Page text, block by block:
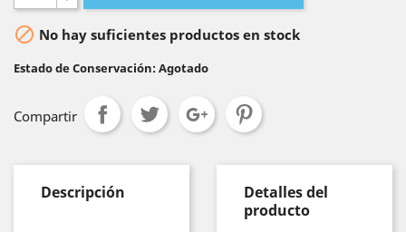
 No hay suficientes productos en stock
Estado de Conservación: Agotado
Compartir
Descripción
Detalles del
producto